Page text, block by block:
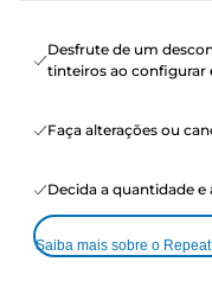
Desfrute de um
tinteiros ao configurar
Faça alterações ou
Decida a quantidade
Saiba mais sobre o